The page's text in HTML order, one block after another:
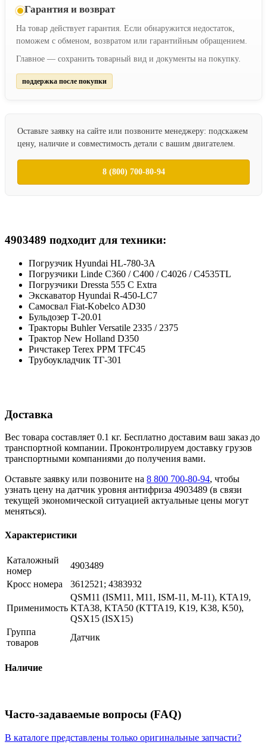
Гарантия и возврат
На товар действует гарантия. Если обнаружится недостаток,
поможем с обменом, возвратом или гарантийным обращением.
Главное — сохранить товарный вид и документы на покупку.
поддержка после покупки
Оставьте заявку на сайте или позвоните менеджеру: подскажем
цену, наличие и совместимость детали с вашим двигателем.
8 (800) 700-80-94
4903489 подходит для техники:
Погрузчик Hyundai HL-780-3A
Погрузчики Linde C360 / C400 / C4026 / C4535TL
Погрузчики Dressta 555 C Extra
Экскаватор Hyundai R-450-LC7
Cамосвал Fiat-Kobelco AD30
Бульдозер Т-20.01
Тракторы Buhler Versatile 2335 / 2375
Трактор New Holland D350
Ричстакер Terex PPM TFC45
Трубоукладчик ТГ-301
Доставка
Вес товара составляет 0.1 кг. Бесплатно доставим ваш заказ до
транспортной компании. Проконтролируем доставку грузов
транспортными компаниями до получения вами.
Оставьте заявку или позвоните на 8 800 700-80-94, чтобы
узнать цену на датчик уровня антифриза 4903489 (в связи
текущей экономической ситуацией актуальные цены могут
меняться).
Характеристики
Каталожный
номер
4903489
Кросс номера
3612521; 4383932
Применимость
QSM11 (ISM11, M11, ISM-11, M-11), KTA19,
KTA38, KTA50 (KTTA19, K19, K38, K50),
QSX15 (ISX15)
Группа
товаров
Датчик
Наличие
Часто-задаваемые вопросы (FAQ)
В каталоге представлены только оригинальные запчасти?